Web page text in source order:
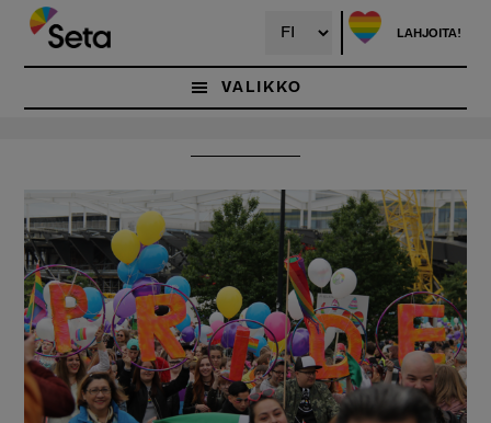
Hyppää
pääsisältöön
Hyppää
ensisijaiseen
sivupalkkiin
LAHJOITA!
VALIKKO